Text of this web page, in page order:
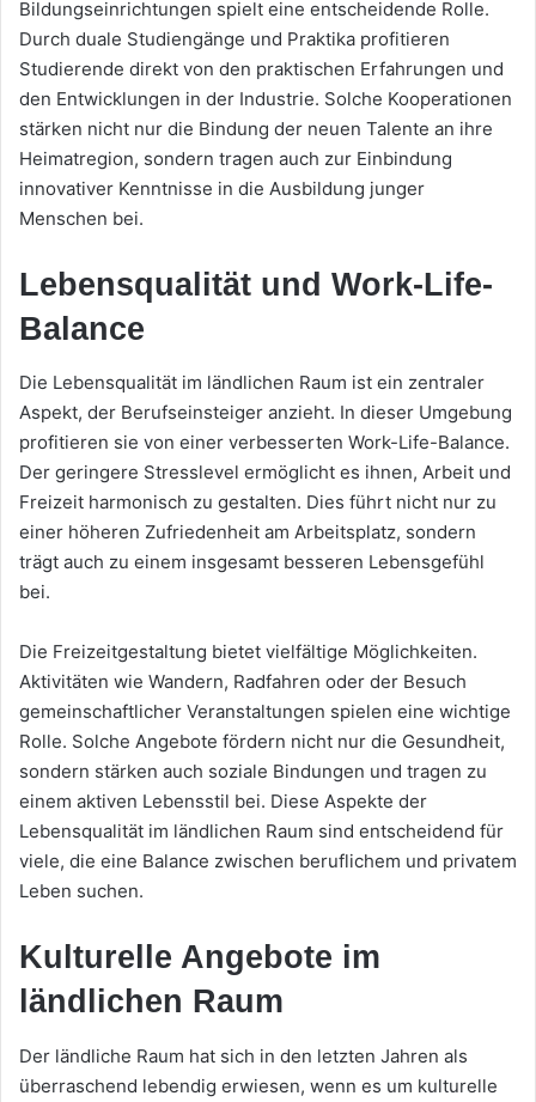
Bildungseinrichtungen spielt eine entscheidende Rolle.
Durch duale Studiengänge und Praktika profitieren
Studierende direkt von den praktischen Erfahrungen und
den Entwicklungen in der Industrie. Solche Kooperationen
stärken nicht nur die Bindung der neuen Talente an ihre
Heimatregion, sondern tragen auch zur Einbindung
innovativer Kenntnisse in die Ausbildung junger
Menschen bei.
Lebensqualität und Work-Life-
Balance
Die Lebensqualität im ländlichen Raum ist ein zentraler
Aspekt, der Berufseinsteiger anzieht. In dieser Umgebung
profitieren sie von einer verbesserten Work-Life-Balance.
Der geringere Stresslevel ermöglicht es ihnen, Arbeit und
Freizeit harmonisch zu gestalten. Dies führt nicht nur zu
einer höheren Zufriedenheit am Arbeitsplatz, sondern
trägt auch zu einem insgesamt besseren Lebensgefühl
bei.
Die Freizeitgestaltung bietet vielfältige Möglichkeiten.
Aktivitäten wie Wandern, Radfahren oder der Besuch
gemeinschaftlicher Veranstaltungen spielen eine wichtige
Rolle. Solche Angebote fördern nicht nur die Gesundheit,
sondern stärken auch soziale Bindungen und tragen zu
einem aktiven Lebensstil bei. Diese Aspekte der
Lebensqualität im ländlichen Raum sind entscheidend für
viele, die eine Balance zwischen beruflichem und privatem
Leben suchen.
Kulturelle Angebote im
ländlichen Raum
Der ländliche Raum hat sich in den letzten Jahren als
überraschend lebendig erwiesen, wenn es um kulturelle